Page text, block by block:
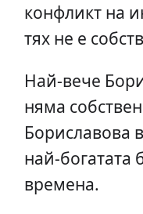
конфликт на
тях не е
Най-вече
няма
Бориславова
най-богатата
времена.